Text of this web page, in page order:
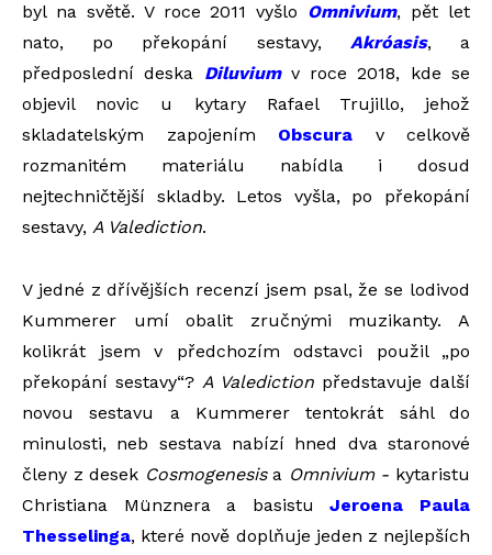
byl na světě. V roce 2011 vyšlo Omnivium, pět let
nato, po překopání sestavy, Akróasis, a
předposlední deska Diluviumv roce 2018, kde se
objevil novic u kytary Rafael Trujillo, jehož
skladatelským zapojením Obscura v celkově
rozmanitém materiálu nabídla i dosud
nejtechničtější skladby. Letos vyšla, po překopání
sestavy, A Valediction.
V jedné z dřívějších recenzí jsem psal, že se lodivod
Kummerer umí obalit zručnými muzikanty. A
kolikrát jsem v předchozím odstavci použil „po
překopání sestavy“? A Valediction představuje další
novou sestavu a Kummerer tentokrát sáhl do
minulosti, neb sestava nabízí hned dva staronové
členy z desek Cosmogenesisa Omnivium - kytaristu
Christiana Münznera a basistuJeroena Paula
Thesselinga, které nově doplňuje jeden z nejlepších